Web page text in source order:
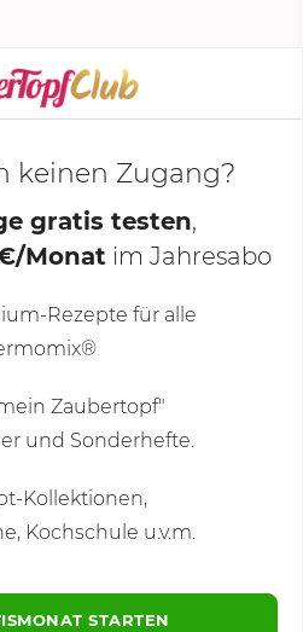
STARTEN
keinen Zugang?
gratis testen,
Monat im Jahresabo
Rezepte für alle
Zaubertopf"
und Sonderhefte.
Kollektionen,
Kochschule u.v.m.
STARTEN